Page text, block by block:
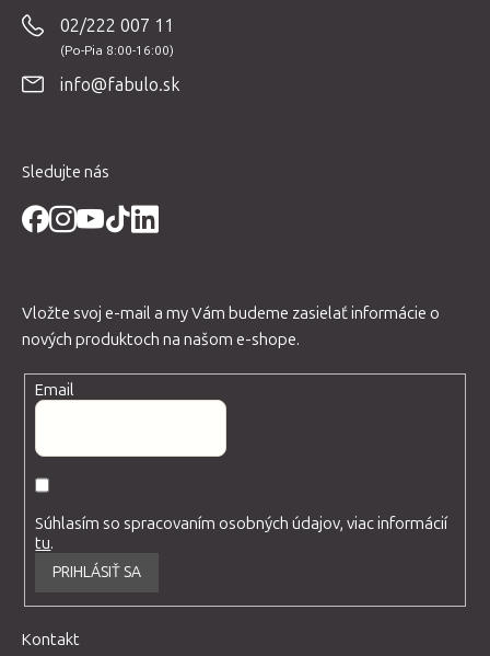
02/222 007 11
info@fabulo.sk
Sledujte nás
Vložte svoj e-mail a my Vám budeme zasielať informácie o
nových produktoch na našom e-shope.
Email
Súhlasím so spracovaním osobných údajov, viac informácií
tu.
PRIHLÁSIŤ SA
Kontakt